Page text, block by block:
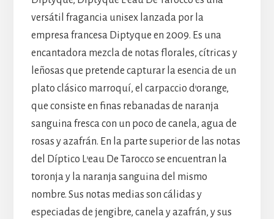
versátil fragancia unisex lanzada por la
empresa francesa Diptyque en 2009. Es una
encantadora mezcla de notas florales, cítricas y
leñosas que pretende capturar la esencia de un
plato clásico marroquí, el carpaccio d’orange,
que consiste en finas rebanadas de naranja
sanguina fresca con un poco de canela, agua de
rosas y azafrán. En la parte superior de las notas
del Díptico L’eau De Tarocco se encuentran la
toronja y la naranja sanguina del mismo
nombre. Sus notas medias son cálidas y
especiadas de jengibre, canela y azafrán, y sus